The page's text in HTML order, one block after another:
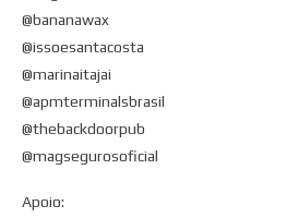
@bananawax
@issoesantacosta
@marinaitajai
@apmterminalsbrasil
@thebackdoorpub
@magsegurosoficial
Apoio: